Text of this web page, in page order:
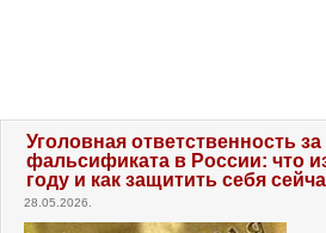
Уголовная ответственность
фальсификата в России: что
году и как защитить себя
28.05.2026.